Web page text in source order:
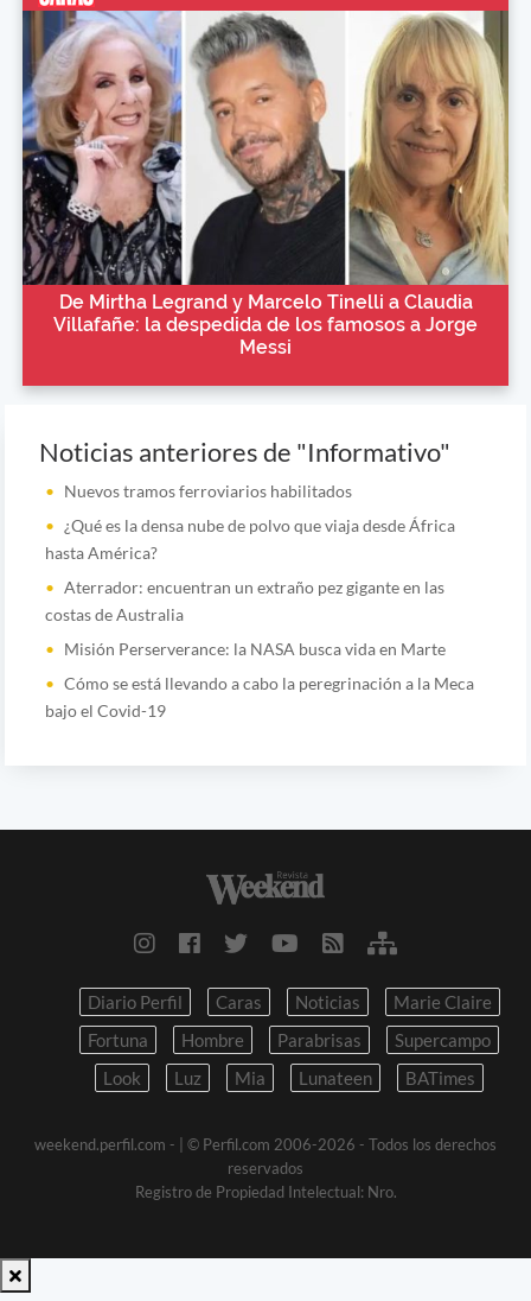
De Mirtha Legrand y Marcelo Tinelli a Claudia
Villafañe: la despedida de los famosos a Jorge
Messi
Noticias anteriores de "Informativo"
Nuevos tramos ferroviarios habilitados
¿Qué es la densa nube de polvo que viaja desde África
hasta América?
Aterrador: encuentran un extraño pez gigante en las
costas de Australia
Misión Perserverance: la NASA busca vida en Marte
Cómo se está llevando a cabo la peregrinación a la Meca
bajo el Covid-19
Diario Perfil Caras Noticias
Marie Claire
Fortuna
Hombre Parabrisas
Supercampo
Look
Luz Mia Lunateen BATimes
weekend.perfil.com -
| © Perfil.com 2006-2026 - Todos los derechos
reservados
Registro de Propiedad Intelectual: Nro.